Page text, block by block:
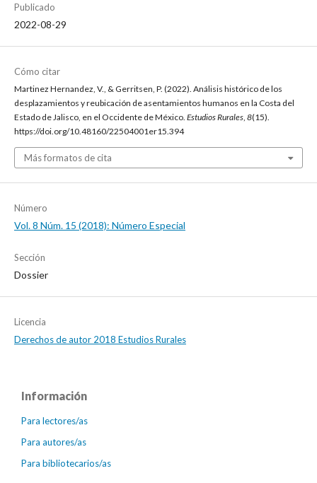
Publicado
2022-08-29
Cómo citar
Martinez Hernandez, V., & Gerritsen, P. (2022). Análisis histórico de los
desplazamientos y reubicación de asentamientos humanos en la Costa del
Estado de Jalisco, en el Occidente de México. Estudios Rurales 8(15).
https://doi.org/10.48160/22504001er15.394
Más formatos de cita
Número
Vol. 8 Núm. 15 (2018): Número Especial
Sección
Dossier
Licencia
Derechos de autor 2018 Estudios Rurales
Información
Para lectores/as
Para autores/as
Para bibliotecarios/as